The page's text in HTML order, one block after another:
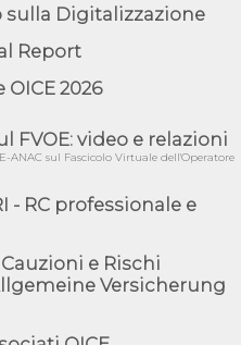
in calo dell'1% a giugno,
di energie rinnovabili
contributi per
di adeguamento all’AI Act in
in Cdm per recepimento
è legge: approvata oggi la
riforma della responsabilità
sulla Digitalizzazione
Report
2026
FVOE: video e relazioni
ANAC sul Fascicolo Virtuale dell'Operatore
- RC professionale e
e Rischi
Versicherung